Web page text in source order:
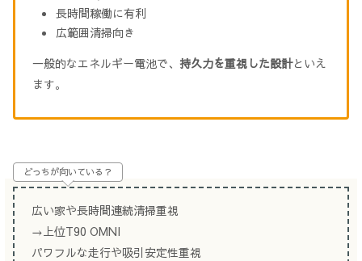
長時間稼働に有利
広範囲清掃向き
一般的なエネルギー電池で、 持久力を重視した設計といえ
ます。
どっちが向いている？
広い家や長時間連続清掃重視
→上位T90 OMNI
パワフルな走行や吸引安定性重視